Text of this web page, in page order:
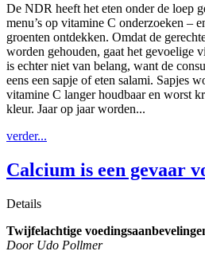
De NDR heeft het eten onder de loep
menu’s op vitamine C onderzoeken –
groenten ontdekken. Omdat de
worden gehouden, gaat het gevoelige
is echter niet van belang, want de
eens een sapje of eten salami. Sapjes
vitamine C langer houdbaar en worst
kleur. Jaar op jaar worden...
verder...
Calcium is een gevaar
Details
Twijfelachtige
Door Udo Pollmer